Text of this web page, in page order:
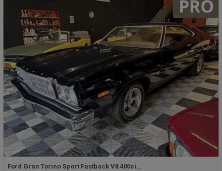
Ford Gran Torino Sport Fastback V8 400ci…